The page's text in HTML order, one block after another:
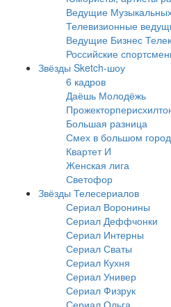
Ведущие
Телевизионные
Ведущие Бизнес
Российские
Звёзды Sketch-шоу
6 кадров
Даёшь Молодёжь
Большая разница
Смех в большом
Квартет И
Женская лига
Светофор
Звёзды Телесериалов
Сериал Воронины
Сериал Деффчонки
Сериал Интерны
Сериал Сваты
Сериал Кухня
Сериал Универ
Сериал Физрук